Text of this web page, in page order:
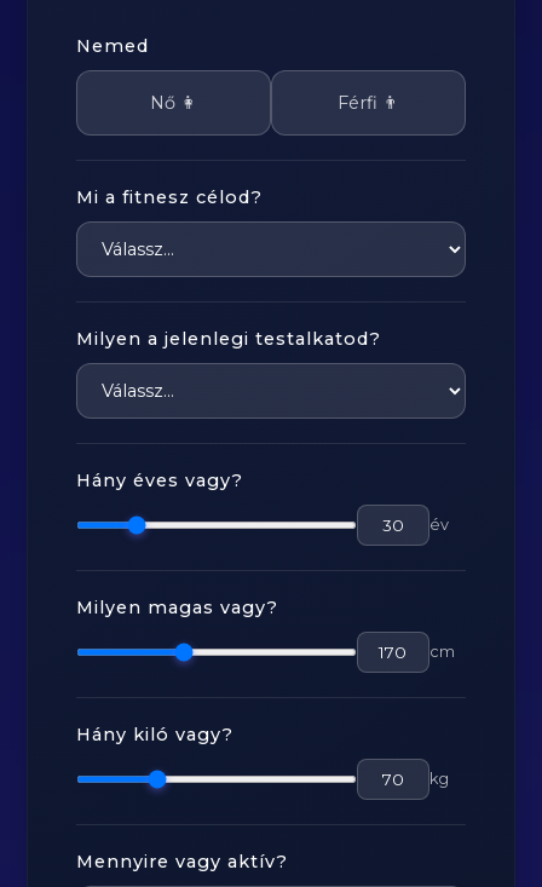
Nemed
Nő 👩 Férfi 👨
Mi a fitnesz célod?
Milyen a jelenlegi testalkatod?
Hány éves vagy?
év
Milyen magas vagy?
cm
Hány kiló vagy?
kg
Mennyire vagy aktív?